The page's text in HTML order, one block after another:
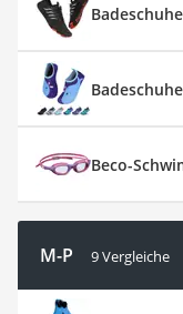
Beco-
M-P 9 Vergleiche